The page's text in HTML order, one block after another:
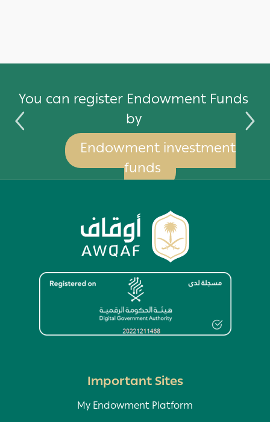
You can register Endowment Funds
by
Endowment investment
funds
Important Sites
My Endowment Platform